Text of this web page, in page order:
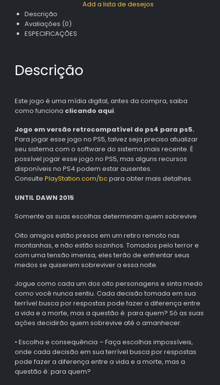
Add a lista de desejos
Descrição
Avaliações (0)
ESPECIFICAÇÕES
Descrição
Este jogo é uma mídia digital, antes da compra, saiba
como funciona clicando aqui.
Jogo em versão retrocompatível do ps4 para ps5.
Para jogar esse jogo no PS5, talvez seja preciso atualizar
seu sistema com o software do sistema mais recente. É
possível jogar esse jogo no PS5, mas alguns recursos
disponíveis no PS4 podem estar ausentes.
Consulte PlayStation.com/bcpara obter mais detalhes.
UNTIL DAWN 2015
Somente as suas escolhas determinam quem sobrevive
Oito amigos estão presos em um retiro remoto nas
montanhas, e não estão sozinhos. Tomados pelo terror e
com uma tensão imensa, eles terão de enfrentar seus
medos se quiserem sobreviver a essa noite.
Jogue como cada um dos oito personagens e sinta medo
como você nunca sentiu. Cada decisão tomada em sua
terrível busca por respostas pode fazer a diferença entre
a vida e a morte, mas a questão é: para quem? Só as suas
ações decidirão quem sobrevive até o amanhecer.
• Escolha e consequência – Faça escolhas impossíveis,
onde cada decisão em sua terrível busca por respostas
pode fazer a diferença entre a vida e a morte, mas a
questão é: para quem?